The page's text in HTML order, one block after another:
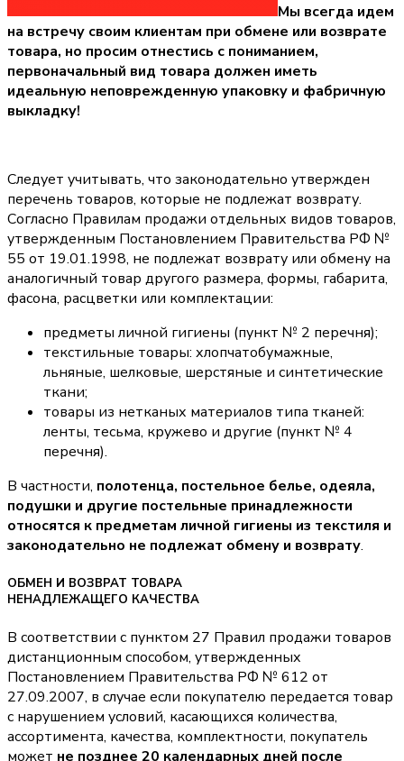
Мы всегда идем
на встречу своим клиентам при обмене или возврате
товара, но просим отнестись с пониманием,
первоначальный вид товара должен иметь
идеальную неповрежденную упаковку и фабричную
выкладку!
Следует учитывать, что законодательно утвержден
перечень товаров, которые не подлежат возврату.
Согласно Правилам продажи отдельных видов товаров,
утвержденным Постановлением Правительства РФ №
55 от 19.01.1998, не подлежат возврату или обмену на
аналогичный товар другого размера, формы, габарита,
фасона, расцветки или комплектации:
предметы личной гигиены (пункт № 2 перечня);
текстильные товары: хлопчатобумажные,
льняные, шелковые, шерстяные и синтетические
ткани;
товары из нетканых материалов типа тканей:
ленты, тесьма, кружево и другие (пункт № 4
перечня).
В частности, полотенца, постельное белье, одеяла,
подушки и другие постельные принадлежности
относятся к предметам личной гигиены из текстиля и
законодательно не подлежат обмену и возврату.
ОБМЕН И ВОЗВРАТ ТОВАРА
НЕНАДЛЕЖАЩЕГО КАЧЕСТВА
В соответствии с пунктом 27 Правил продажи товаров
дистанционным способом, утвержденных
Постановлением Правительства РФ № 612 от
27.09.2007, в случае если покупателю передается товар
с нарушением условий, касающихся количества,
ассортимента, качества, комплектности, покупатель
может не позднее 20 календарных дней после